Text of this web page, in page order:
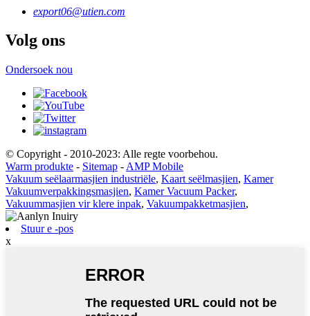
export06@utien.com
Volg ons
Ondersoek nou
© Copyright - 2010-2023: Alle regte voorbehou.
Warm produkte - Sitemap - AMP Mobile
Vakuum seëlaarmasjien industriële, Kaart seëlmasjien, Kamer
Vakuumverpakkingsmasjien, Kamer Vacuum Packer,
Vakuummasjien vir klere inpak, Vakuumpakketmasjien,
Stuur e -pos
x